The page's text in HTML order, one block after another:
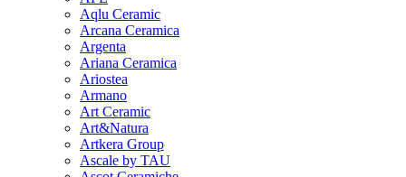
Aqlu Ceramic
Arcana Ceramica
Argenta
Ariana Ceramica
Ariostea
Armano
Art Ceramic
Art&Natura
Artkera Group
Ascale by TAU